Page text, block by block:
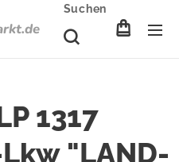
Suchen
1317
"LAND-